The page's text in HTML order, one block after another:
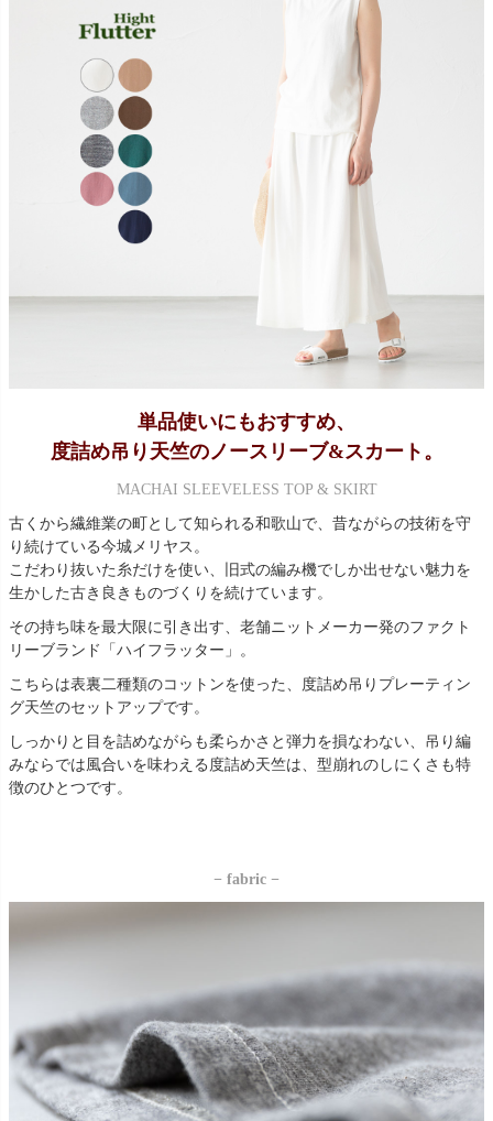
単品使いにもおすすめ、
度詰め吊り天竺のノースリーブ&スカート。
MACHAI SLEEVELESS TOP & SKIRT
古くから繊維業の町として知られる和歌山で、昔ながらの技術を守
り続けている今城メリヤス。
こだわり抜いた糸だけを使い、旧式の編み機でしか出せない魅力を
生かした古き良きものづくりを続けています。
その持ち味を最大限に引き出す、老舗ニットメーカー発のファクト
リーブランド「ハイフラッター」。
こちらは表裏二種類のコットンを使った、度詰め吊りプレーティン
グ天竺のセットアップです。
しっかりと目を詰めながらも柔らかさと弾力を損なわない、吊り編
みならでは風合いを味わえる度詰め天竺は、型崩れのしにくさも特
徴のひとつです。
− fabric −